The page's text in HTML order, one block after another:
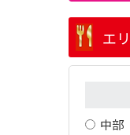
エ
中部